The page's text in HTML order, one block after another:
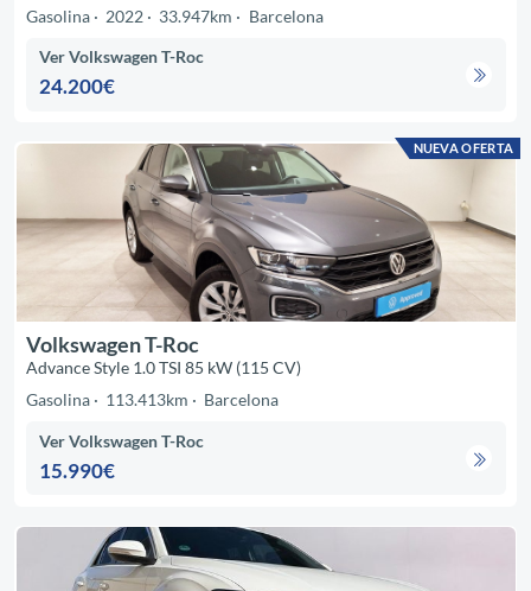
Gasolina
2022 33.947km Barcelona
Ver Volkswagen T-Roc
24.200€
NUEVA OFERTA
Volkswagen T-Roc
Advance Style 1.0 TSI 85 kW (115 CV)
Gasolina
113.413km Barcelona
Ver Volkswagen T-Roc
15.990€